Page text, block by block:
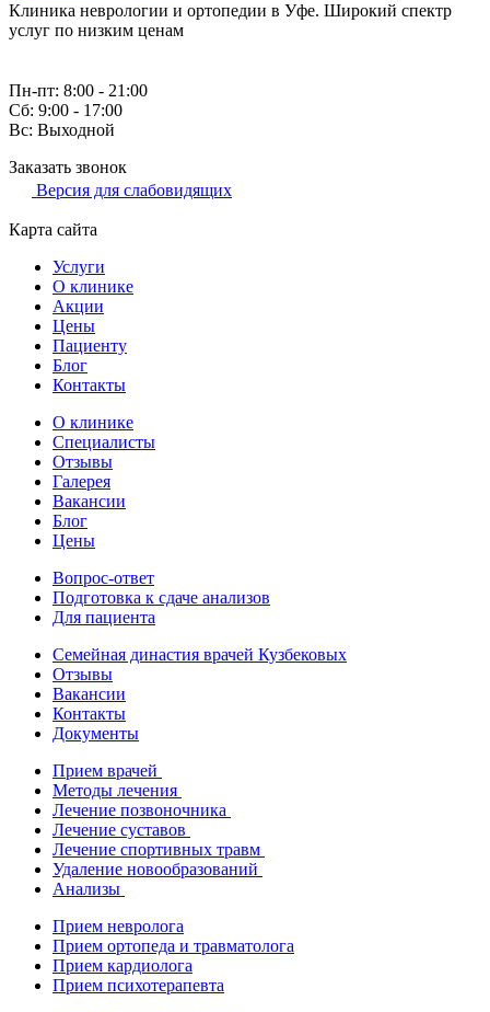
Клиника неврологии и ортопедии в Уфе. Широкий спектр
услуг по низким ценам
Пн-пт: 8:00 - 21:00
Сб: 9:00 - 17:00
Вс: Выходной
Заказать звонок
Версия для слабовидящих
Карта сайта
Услуги
О клинике
Акции
Цены
Пациенту
Блог
Контакты
О клинике
Специалисты
Отзывы
Галерея
Вакансии
Блог
Цены
Вопрос-ответ
Подготовка к сдаче анализов
Для пациента
Семейная династия врачей Кузбековых
Отзывы
Вакансии
Контакты
Документы
Прием врачей
Методы лечения
Лечение позвоночника
Лечение суставов
Лечение спортивных травм
Удаление новообразований
Анализы
Прием невролога
Прием ортопеда и травматолога
Прием кардиолога
Прием психотерапевта